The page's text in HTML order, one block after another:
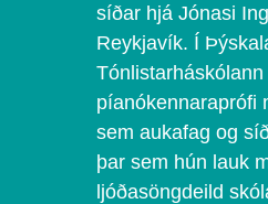
síðar hjá Jónasi
Reykjavík. Í
píanókennaraprófi
sem aukafag og
þar sem hún lauk
ljóðasöngdeild